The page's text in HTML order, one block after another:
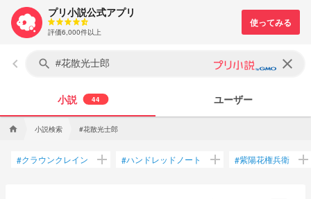
プリ小説公式アプリ
評価6,000件以上
keyboard_arrow_left search clear
小説 44 ユーザー
home 小説検索 #花散光士郎
#クラウンクレイン add #ハンドレッドノート add #紫陽花権兵衛 add